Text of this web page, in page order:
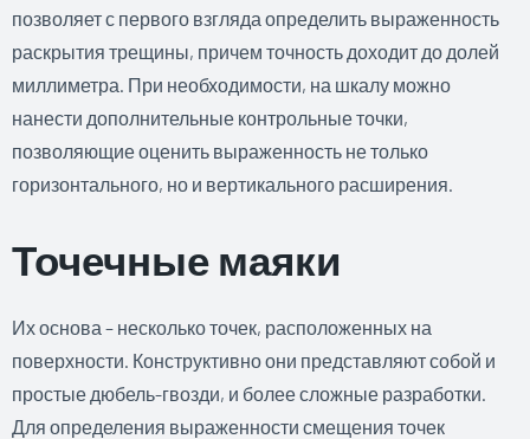
позволяет с первого взгляда определить выраженность
раскрытия трещины, причем точность доходит до долей
миллиметра. При необходимости, на шкалу можно
нанести дополнительные контрольные точки,
позволяющие оценить выраженность не только
горизонтального, но и вертикального расширения.
Точечные маяки
Их основа – несколько точек, расположенных на
поверхности. Конструктивно они представляют собой и
простые дюбель-гвозди, и более сложные разработки.
Для определения выраженности смещения точек